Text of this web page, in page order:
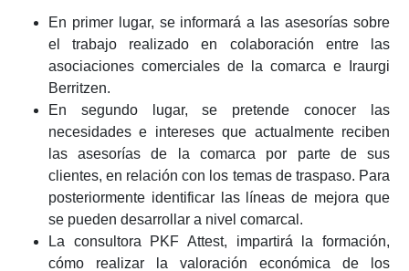
En primer lugar, se informará a las asesorías sobre
el trabajo realizado en colaboración entre las
asociaciones comerciales de la comarca e Iraurgi
Berritzen.
En segundo lugar, se pretende conocer las
necesidades e intereses que actualmente reciben
las asesorías de la comarca por parte de sus
clientes, en relación con los temas de traspaso. Para
posteriormente identificar las líneas de mejora que
se pueden desarrollar a nivel comarcal.
La consultora PKF Attest, impartirá la formación,
cómo realizar la valoración económica de los